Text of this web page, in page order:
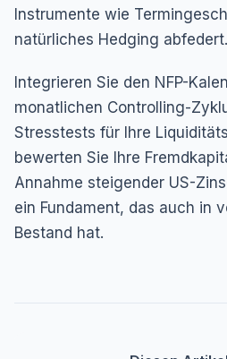
Instrumente wie
natürliches Hedging abfedert.
Integrieren Sie den NFP-
monatlichen Controlling-
Stresstests für Ihre
bewerten Sie Ihre
Annahme steigender US-
ein Fundament, das auch in
Bestand hat.